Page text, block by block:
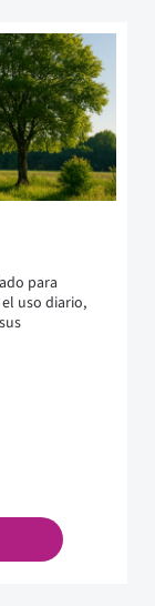
para
uso diario,